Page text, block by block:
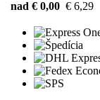
nad € 0,00 € 6,29